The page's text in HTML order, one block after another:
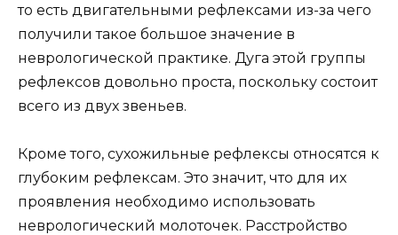
то есть двигательными рефлексами из-за чего
получили такое большое значение в
неврологической практике. Дуга этой группы
рефлексов довольно проста, поскольку состоит
всего из двух звеньев.
Кроме того, сухожильные рефлексы относятся к
глубоким рефлексам. Это значит, что для их
проявления необходимо использовать
неврологический молоточек. Расстройство